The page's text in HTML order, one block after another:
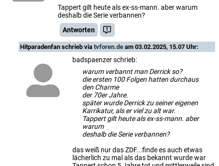
Tappert gilt heute als ex-ss-mann. aber warum
deshalb die Serie verbannen?
Antworten
Hitparadenfan schrieb via tvforen.de am 03.02.2025, 15.07 Uhr:
badspaenzer schrieb:
warum verbannt man Derrick so?
die ersten 100 Folgen hatten durchaus
den Charme
der 70er Jahre.
später wurde Derrick zu seiner eigenen
Karrikatur, als er viel zu alt war.
Tappert gilt heute als ex-ss-mann. aber
warum
deshalb die Serie verbannen?
das weiß nur das ZDF...finde es auch etwas
lächerlich zu mal als das bekannt wurde war